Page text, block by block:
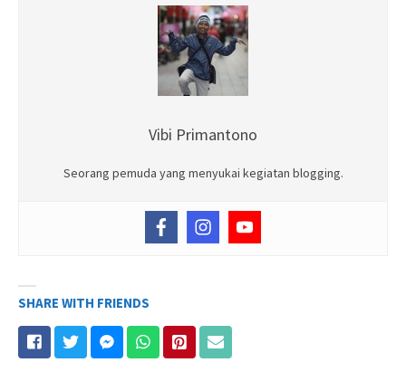
Vibi Primantono
Seorang pemuda yang menyukai kegiatan blogging.
SHARE WITH FRIENDS